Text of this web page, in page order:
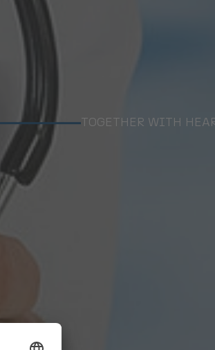
TOGETHER WITH